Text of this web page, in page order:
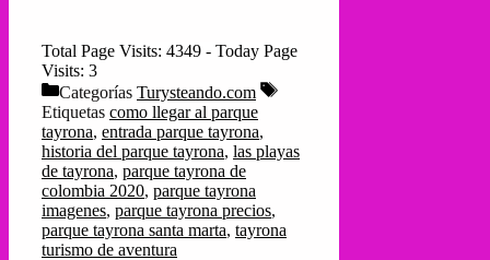
Total Page Visits: 4349 - Today Page
Visits: 3
Categorías Turysteando.com
Etiquetas como llegar al parque
tayrona, entrada parque tayrona,
historia del parque tayrona, las playas
de tayrona, parque tayrona de
colombia 2020, parque tayrona
imagenes, parque tayrona precios,
parque tayrona santa marta, tayrona
turismo de aventura